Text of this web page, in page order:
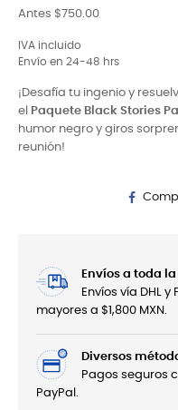
Antes $750.00
IVA incluido
Envío en 24-48 hrs
¡Desafía tu ingenio y
el
Paquete Black Stories
humor negro y giros
reunión!
Envíos a toda
Envíos vía DHL y
mayores a $1,800 MXN.
Diversos
Pagos seguros
PayPal.